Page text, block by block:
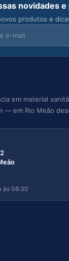
novidades
produtos e
em material
— em Rio Meão
às 08:30